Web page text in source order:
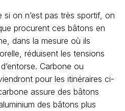
si on n’est pas très sportif, on
procurent ces bâtons en
dans la mesure où ils
réduisent les tensions
Carbone ou
pour les itinéraires ci-
assure des bâtons
des bâtons plus